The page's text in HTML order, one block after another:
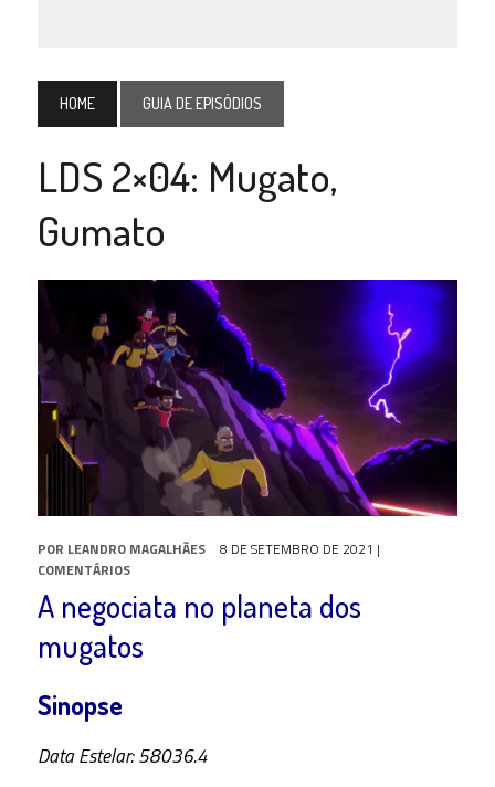
HOME GUIA DE EPISÓDIOS
LDS 2×04: Mugato,
Gumato
POR LEANDRO MAGALHÃES 8 DE SETEMBRO DE 2021 |
COMENTÁRIOS
A negociata no planeta dos
mugatos
Sinopse
Data Estelar: 58036.4